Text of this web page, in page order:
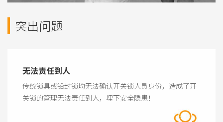
突出问题
无法责任到人
传统锁具或铅封锁均无法确认开关锁人员身份，造成了开
关锁的管理无法责任到人，埋下安全隐患！